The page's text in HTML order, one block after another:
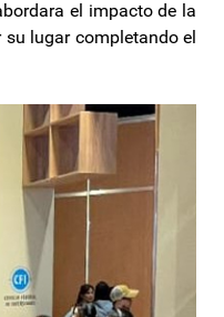
el impacto de la
lugar completando el